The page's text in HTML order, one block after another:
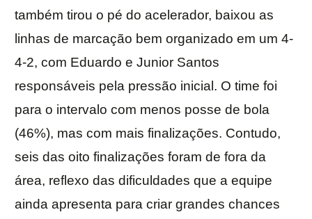
também tirou o pé do acelerador, baixou as
linhas de marcação bem organizado em um 4-
4-2, com Eduardo e Junior Santos
responsáveis pela pressão inicial. O time foi
para o intervalo com menos posse de bola
(46%), mas com mais finalizações. Contudo,
seis das oito finalizações foram de fora da
área, reflexo das dificuldades que a equipe
ainda apresenta para criar grandes chances